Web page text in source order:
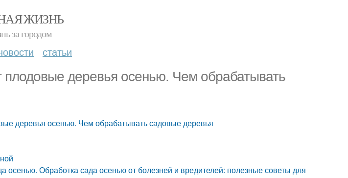
ЖИЗНЬ
за городом
статьи
деревья осенью. Чем обрабатывать
деревья осенью. Чем обрабатывать садовые деревья
осенью. Обработка сада осенью от болезней и вредителей: полезные советы для